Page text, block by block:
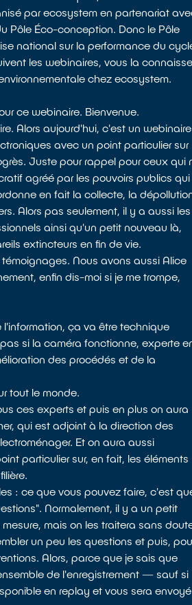
par ecosystem en partenariat
Pôle Éco-conception. Donc le Pôle
national sur la performance du
les webinaires, vous la
chez ecosystem.
ce webinaire. Bienvenue.
Alors aujourd'hui, c'est un webinaire
avec un point particulier sur
Juste pour rappel pour ceux qui
agréé par les pouvoirs publics qui
en fait la collecte, la
Alors pas seulement, il y a aussi les
ainsi qu'un petit nouveau là,
extincteurs en fin de vie.
Nous avons aussi Alice
enfin dis-moi si je me trompe,
l'information, ça va être technique
si la caméra fonctionne, experte
des procédés et de la
tout le monde.
ces experts et puis en plus on aura
qui est adjoint à la direction des
Et on aura aussi
particulier sur, en fait, les éléments
: ce que vous pouvez faire, c'est
Normalement, il y a un petit
mais on les traitera sans
un peu les questions et puis,
Alors, parce que je sais que
de l'enregistrement — sauf si
en replay et vous sera envoyé